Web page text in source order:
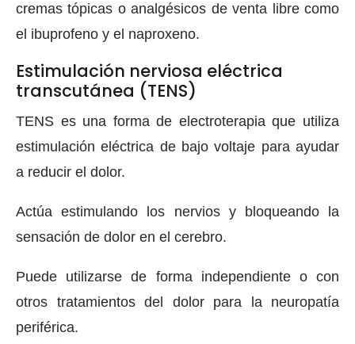
cremas tópicas o analgésicos de venta libre como
el ibuprofeno y el naproxeno.
Estimulación nerviosa eléctrica
transcutánea (TENS)
TENS es una forma de electroterapia que utiliza
estimulación eléctrica de bajo voltaje para ayudar
a reducir el dolor.
Actúa estimulando los nervios y bloqueando la
sensación de dolor en el cerebro.
Puede utilizarse de forma independiente o con
otros tratamientos del dolor para la neuropatía
periférica.